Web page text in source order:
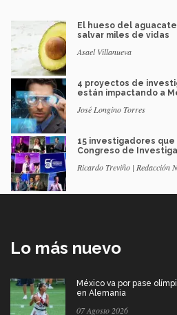
El hueso del
salvar miles de vidas
Asael Villanueva
4 proyectos de
están impactando a
José Longino Torres
15 investigadores
Congreso de
Ricardo Treviño | Redacción
Lo más nuevo
México va por pase
en Alemania
07 Agosto 2026